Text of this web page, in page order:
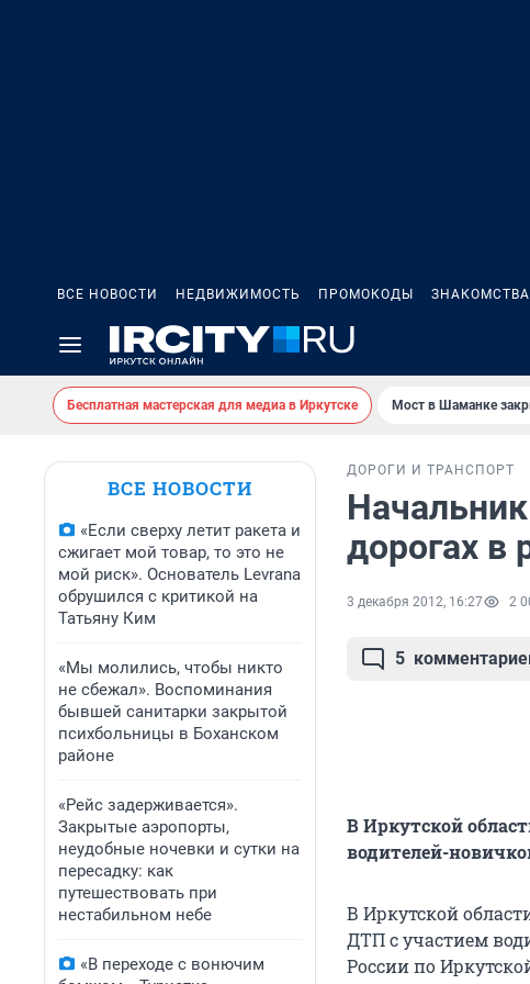
ВСЕ НОВОСТИ НЕДВИЖИМОСТЬ ПРОМОКОДЫ ЗНАКОМСТВА
Бесплатная мастерская для медиа в Иркутске Мост в Шаманке
ВСЕ НОВОСТИ
«Если сверху летит ракета и
сжигает мой товар, то это не
мой риск». Основатель Levrana
обрушился с критикой на
Татьяну Ким
«Мы молились, чтобы никто
не сбежал». Воспоминания
бывшей санитарки закрытой
психбольницы в Боханском
районе
«Рейс задерживается».
Закрытые аэропорты,
неудобные ночевки и сутки на
пересадку: как
путешествовать при
нестабильном небе
«В переходе с вонючим
ДОРОГИ И ТРАНСПОРТ
дорогах в
3 декабря 2012, 16:27 2
5
В Иркутской
водителей-
В Иркутской
ДТП с участием
России по